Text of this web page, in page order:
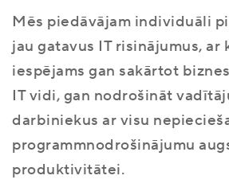
Mēs piedāvājam individuāli
jau gatavus IT risinājumus, ar
iespējams gan sakārtot
IT vidi, gan nodrošināt
darbiniekus ar visu
programmnodrošinājumu
produktivitātei.